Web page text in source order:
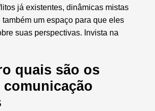
já existentes, dinâmicas mistas
também um espaço para que eles
suas perspectivas. Invista na
quais são os
comunicação